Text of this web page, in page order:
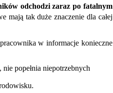
odchodzi zaraz po fatalnym
mają tak duże znaczenie dla całej
w informacje konieczne
popełnia niepotrzebnych